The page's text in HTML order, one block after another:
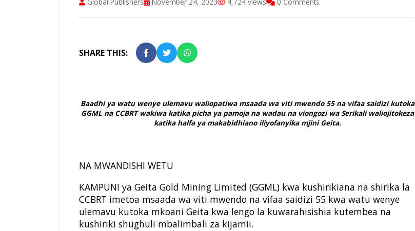
SHARE THIS:
Baadhi ya watu wenye ulemavu waliopatiwa msaada wa viti mwendo 55 na vifaa saidizi kutoka
GGML na CCBRT wakiwa katika picha ya pamoja na wadau na viongozi wa Serikali waliojitokeza
katika halfa ya makabidhiano iliyofanyika mjini Geita.
NA MWANDISHI WETU
KAMPUNI ya Geita Gold Mining Limited (GGML) kwa kushirikiana na shirika la
CCBRT imetoa msaada wa viti mwendo na vifaa saidizi 55 kwa watu wenye
ulemavu kutoka mkoani Geita kwa lengo la kuwarahisishia kutembea na
kushiriki shughuli mbalimbali za kijamii.